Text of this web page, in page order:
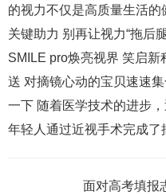
的视力不仅是高质量生活
关键助力 别再让视力“拖后
SMILE pro焕亮视界 笑启
送 对摘镜心动的宝贝速速
一下 随着医学技术的进步
年轻人通过近视手术完成了
面对高考填报